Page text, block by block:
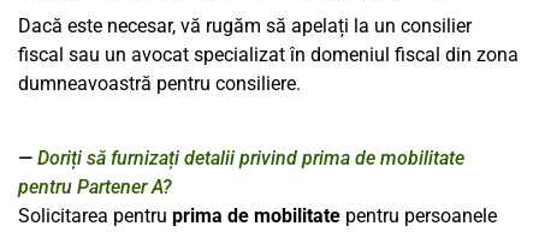
Dacă este necesar, vă rugăm să apelați la un consilier
fiscal sau un avocat specializat în domeniul fiscal din zona
dumneavoastră pentru consiliere.
Doriți să furnizați detalii privind prima de mobilitate
pentru Partener A?
Solicitarea pentru prima de mobilitate pentru persoanele